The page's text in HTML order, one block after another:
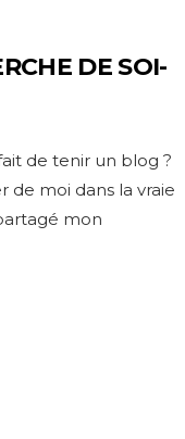
DE SOI-
de tenir un blog ?
de moi dans la vraie
mon